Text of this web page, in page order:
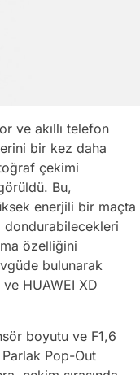
ve akıllı telefon
bir kez daha
çekimi
Bu,
enerjili bir maçta
dondurabilecekleri
özelliğini
bulunarak
HUAWEI XD
boyutu ve F1,6
Parlak Pop-Out